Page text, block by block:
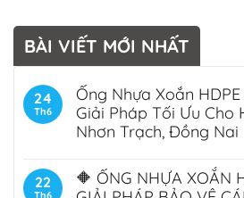
BÀI VIẾT MỚI NHẤT
24
Th6
Ống Nhựa Xoắn
Giải Pháp Tối Ưu Cho
Nhơn Trạch, Đồng Nai
22
Th6
🔶 ỐNG NHỰA XOẮN